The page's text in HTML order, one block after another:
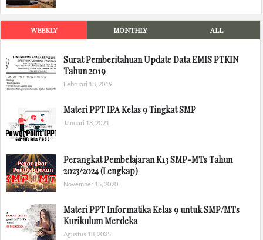
WEEKLY MONTHLY ALL
Surat Pemberitahuan Update Data EMIS PTKIN
Tahun 2019
Februari 18, 2019
Materi PPT IPA Kelas 9 Tingkat SMP
Januari 18, 2021
Perangkat Pembelajaran K13 SMP-MTs Tahun
2023/2024 (Lengkap)
November 15, 2020
Materi PPT Informatika Kelas 9 untuk SMP/MTs
Kurikulum Merdeka
Agustus 18, 2025